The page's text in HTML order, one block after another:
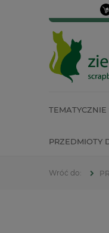
TEMATYCZNIE
PRZEDMIOTY